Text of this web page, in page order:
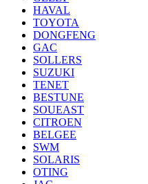
HAVAL
TOYOTA
DONGFENG
GAC
SOLLERS
SUZUKI
TENET
BESTUNE
SOUEAST
CITROEN
BELGEE
SWM
SOLARIS
OTING